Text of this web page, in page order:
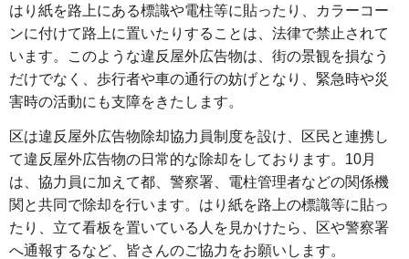
はり紙を路上にある標識や電柱等に貼ったり、カラーコー
ンに付けて路上に置いたりすることは、法律で禁止されて
います。このような違反屋外広告物は、街の景観を損なう
だけでなく、歩行者や車の通行の妨げとなり、緊急時や災
害時の活動にも支障をきたします。
区は違反屋外広告物除却協力員制度を設け、区民と連携し
て違反屋外広告物の日常的な除却をしております。10月
は、協力員に加えて都、警察署、電柱管理者などの関係機
関と共同で除却を行います。はり紙を路上の標識等に貼っ
たり、立て看板を置いている人を見かけたら、区や警察署
へ通報するなど、皆さんのご協力をお願いします。